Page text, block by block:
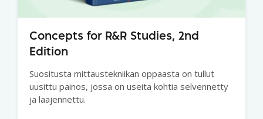
Concepts for R&R Studies, 2nd
Edition
Suositusta mittaustekniikan oppaasta on tullut
uusittu painos, jossa on useita kohtia selvennetty
ja laajennettu.